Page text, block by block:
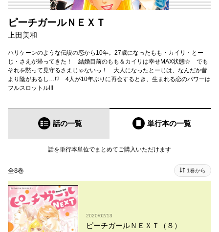
ピーチガールＮＥＸＴ
上田美和
ハリケーンのような伝説の恋から10年。27歳になったもも・カイリ・とー
じ・さえが帰ってきた！ 結婚目前のもも＆カイリは幸せMAX状態☆ でも
それを黙って見守るさえじゃないっ！ 大人になったとーじは、なんだか昔
より陰があるし…!? 4人が10年ぶりに再会するとき、生まれる恋のパワーは
フルスロットル!!!
話の一覧 単行本の一覧
話を単行本単位でまとめてご購入いただけます
全8巻 1巻から
2020/02/13
ピーチガールＮＥＸＴ（８）